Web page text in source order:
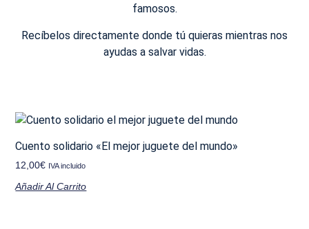
famosos.
Recíbelos directamente donde tú quieras mientras nos
ayudas a salvar vidas.
Cuento solidario «El mejor juguete del mundo»
12,00€ IVA incluido
Añadir Al Carrito